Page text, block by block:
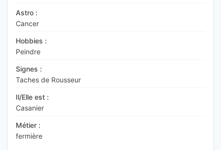
Astro :
Cancer
Hobbies :
Peindre
Signes :
Taches de Rousseur
Il/Elle est :
Casanier
Métier :
fermière